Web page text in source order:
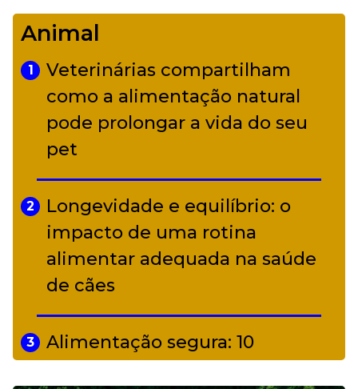
Camerata tem repertório
diverso a partir de R$ 17
Adriana Calcanhotto retoma
alter ego infantil para show em
Curitiba
Animal
1
Veterinárias compartilham
como a alimentação natural
pode prolongar a vida do seu
pet
2
Longevidade e equilíbrio: o
impacto de uma rotina
alimentar adequada na saúde
de cães
3
Alimentação segura: 10